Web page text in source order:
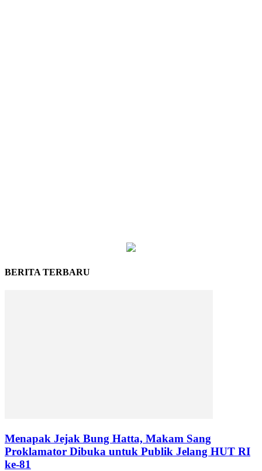
BERITA TERBARU
Menapak Jejak Bung Hatta, Makam Sang
Proklamator Dibuka untuk Publik Jelang HUT RI
ke-81